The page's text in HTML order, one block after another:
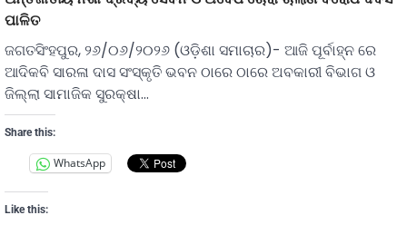
ପାଳିତ
ଜଗତସିଂହପୁର, ୨୬/୦୬/୨୦୨୬ (ଓଡ଼ିଶା ସମାଚାର)- ଆଜି ପୂର୍ବାହ୍ନ ରେ
ଆଦିକବି ସାରଳା ଦାସ ସଂସ୍କୃତି ଭବନ ଠାରେ ଠାରେ ଅବକାରୀ ବିଭାଗ ଓ
ଜିଲ୍ଲା ସାମାଜିକ ସୁରକ୍ଷା…
Share this:
WhatsApp
Like this: